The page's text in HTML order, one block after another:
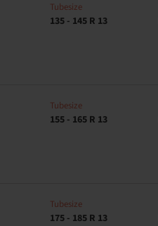
Tubesize
135 - 145 R 13
Tubesize
155 - 165 R 13
Tubesize
175 - 185 R 13